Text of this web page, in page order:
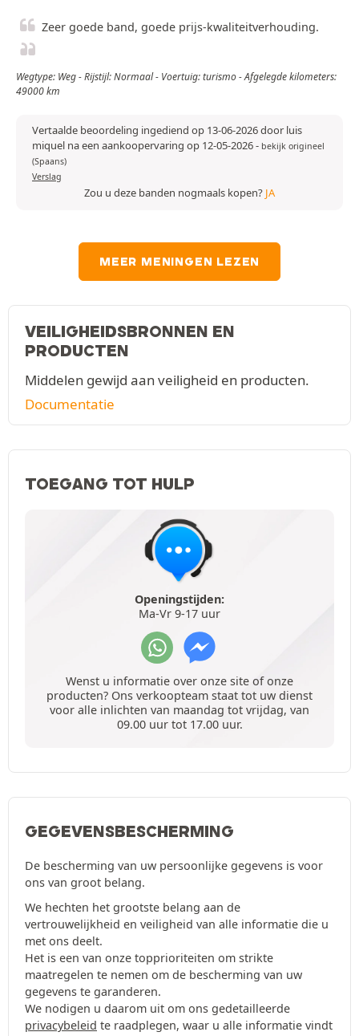
Zeer goede band, goede prijs-kwaliteitverhouding.
Wegtype: Weg - Rijstijl: Normaal - Voertuig: turismo - Afgelegde kilometers:
49000 km
Vertaalde beoordeling ingediend op 13-06-2026 door luis
miquel na een aankoopervaring op 12-05-2026- bekijk origineel
(Spaans)
Verslag
Zou u deze banden nogmaals kopen? JA
MEER MENINGEN LEZEN
VEILIGHEIDSBRONNEN EN
PRODUCTEN
Middelen gewijd aan veiligheid en producten.
Documentatie
TOEGANG TOT HULP
Openingstijden:
Ma-Vr 9-17 uur
Wenst u informatie over onze site of onze
producten? Ons verkoopteam staat tot uw dienst
voor alle inlichten van maandag tot vrijdag, van
09.00 uur tot 17.00 uur.
GEGEVENSBESCHERMING
De bescherming van uw persoonlijke gegevens is voor
ons van groot belang.
We hechten het grootste belang aan de
vertrouwelijkheid en veiligheid van alle informatie die u
met ons deelt.
Het is een van onze topprioriteiten om strikte
maatregelen te nemen om de bescherming van uw
gegevens te garanderen.
We nodigen u daarom uit om ons gedetailleerde
privacybeleid te raadplegen, waar u alle informatie vindt